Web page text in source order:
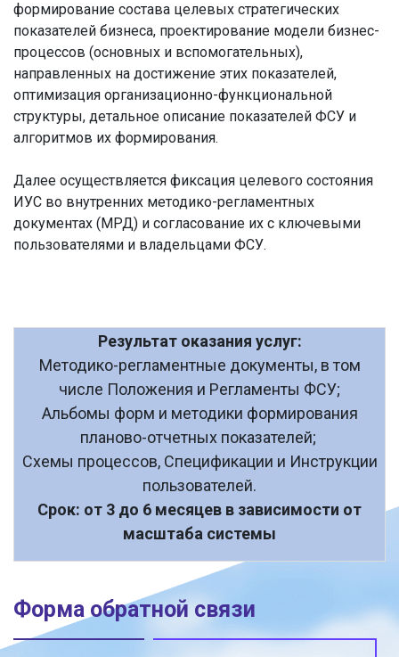
формирование состава целевых стратегических
показателей бизнеса, проектирование модели бизнес-
процессов (основных и вспомогательных),
направленных на достижение этих показателей,
оптимизация организационно-функциональной
структуры, детальное описание показателей ФСУ и
алгоритмов их формирования.
Далее осуществляется фиксация целевого состояния
ИУС во внутренних методико-регламентных
документах (МРД) и согласование их с ключевыми
пользователями и владельцами ФСУ.
Результат оказания услуг:
Методико-регламентные документы, в том
числе Положения и Регламенты ФСУ;
Альбомы форм и методики формирования
планово-отчетных показателей;
Схемы процессов, Спецификации и Инструкции
пользователей.
Срок: от 3 до 6 месяцев в зависимости от
масштаба системы
Форма обратной связи